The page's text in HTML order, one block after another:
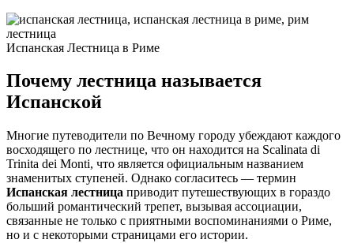
Испанская Лестница в Риме
Почему лестница называется
Испанской
Многие путеводители по Вечному городу убеждают каждого
восходящего по лестнице, что он находится на Scalinata di
Trinita dei Monti, что является официальным названием
знаменитых ступеней. Однако согласитесь — термин
Испанская лестница приводит путешествующих в гораздо
больший романтический трепет, вызывая ассоциации,
связанные не только с приятными воспоминаниями о Риме,
но и с некоторыми страницами его истории.